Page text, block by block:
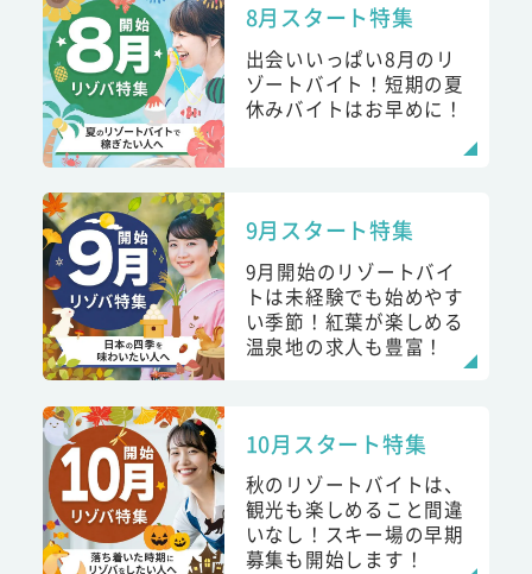
8月スタート特集
出会いいっぱい8月のリ
ゾートバイト！短期の夏
休みバイトはお早めに！
9月スタート特集
9月開始のリゾートバイ
トは未経験でも始めやす
い季節！紅葉が楽しめる
温泉地の求人も豊富！
10月スタート特集
秋のリゾートバイトは、
観光も楽しめること間違
いなし！スキー場の早期
募集も開始します！